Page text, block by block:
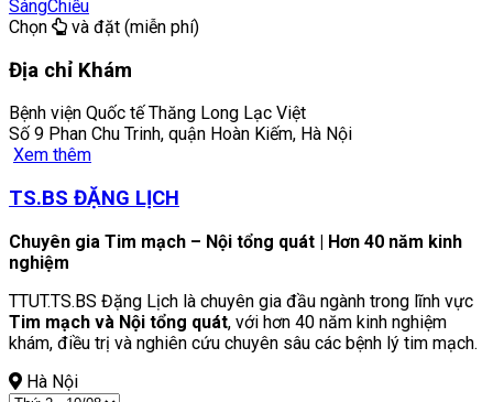
SángChiều
Chọn
và đặt (miễn phí)
Địa chỉ Khám
Bệnh viện Quốc tế Thăng Long Lạc Việt
Số 9 Phan Chu Trinh, quận Hoàn Kiếm, Hà Nội
Xem thêm
TS.BS ĐẶNG LỊCH
Chuyên gia Tim mạch – Nội tổng quát | Hơn 40 năm kinh
nghiệm
TTUT.TS.BS Đặng Lịch là chuyên gia đầu ngành trong lĩnh vực
Tim mạch và Nội tổng quát, với hơn 40 năm kinh nghiệm
khám, điều trị và nghiên cứu chuyên sâu các bệnh lý tim mạch.
Hà Nội